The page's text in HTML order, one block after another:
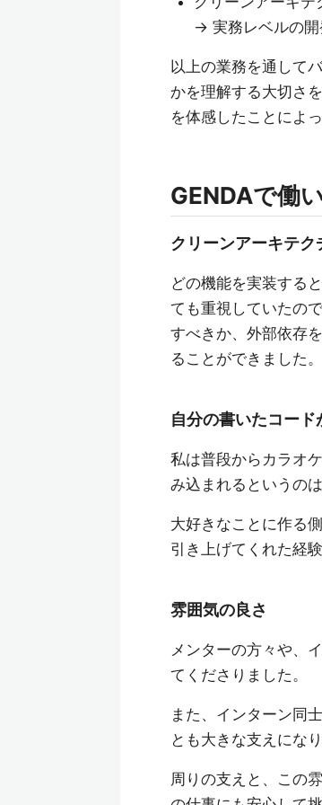
→ 実務レベルの開
以上の業務を通して
かを理解する大切さ
を体感したことによ
GENDAで働
クリーンアーキテ
どの機能を実装する
ても重視していたの
すべきか、外部依存
ることができました。
自分の書いたコー
私は普段からカラオ
み込まれるというの
大好きなことに作る
引き上げてくれた経験
雰囲気の良さ
メンターの方々や、
てくださりました。
また、インターン同
とも大きな支えになり
周りの支えと、この